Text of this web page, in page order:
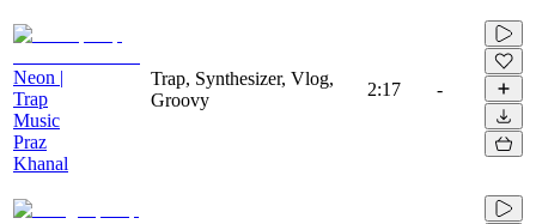
Neon |
Trap
Music
Praz
Khanal
Trap, Synthesizer, Vlog,
Groovy
2:17 -